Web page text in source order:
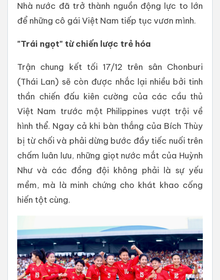
Nhà nước đã trở thành nguồn động lực to lớn
để những cô gái Việt Nam tiếp tục vươn mình.
"Trái ngọt" từ chiến lược trẻ hóa
Trận chung kết tối 17/12 trên sân Chonburi
(Thái Lan) sẽ còn được nhắc lại nhiều bởi tinh
thần chiến đấu kiên cường của các cầu thủ
Việt Nam trước một Philippines vượt trội về
hình thể. Ngay cả khi bàn thắng của Bích Thùy
bị từ chối và phải dừng bước đầy tiếc nuối trên
chấm luân lưu, những giọt nước mắt của Huỳnh
Như và các đồng đội không phải là sự yếu
mềm, mà là minh chứng cho khát khao cống
hiến tột cùng.